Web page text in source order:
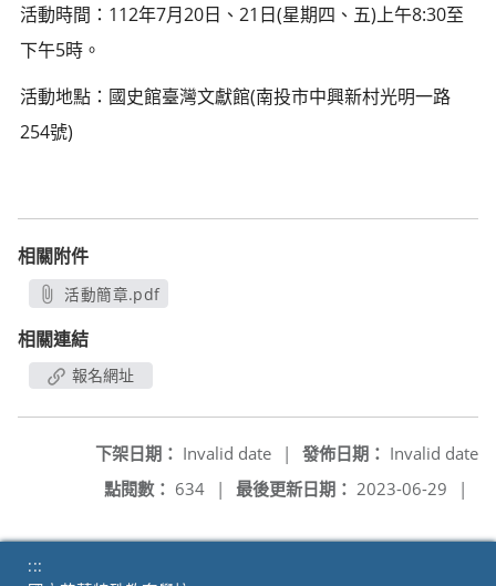
活動時間：112年7月20日、21日(星期四、五)上午8:30至
下午5時。
活動地點：國史館臺灣文獻館(南投市中興新村光明一路
254號)
相關附件
活動簡章.pdf
相關連結
報名網址
發佈日期： Invalid date
下架日期： Invalid date
|
最後更新日期： 2023-06-29 |
點閱數： 634 |
:::